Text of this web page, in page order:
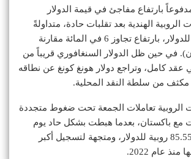
بارتفاع مفاجئ في قيمة الدولار
الروبية الهندية بعد تقلبات حادة، متداولةً
عند نحو 30 روبية للدولار، بارتفاع تجاوز 6 في المائة مقارنة
في حين ظل الدولار السنغافوري قريباً من
عقد كامل، وتراجع دولار هونغ كونغ عن نطاقه
مكثف من سلطة النقد المحلية.
الروبية تعاملات الجمعة تحت ضغوط متجددة
مع باكستان، بعدما هبطت بشكل حاد يوم
الخميس مسجّلةً 85.55 روبية للدولار، ومتجهة لتسجيل أكبر
عام 2022.